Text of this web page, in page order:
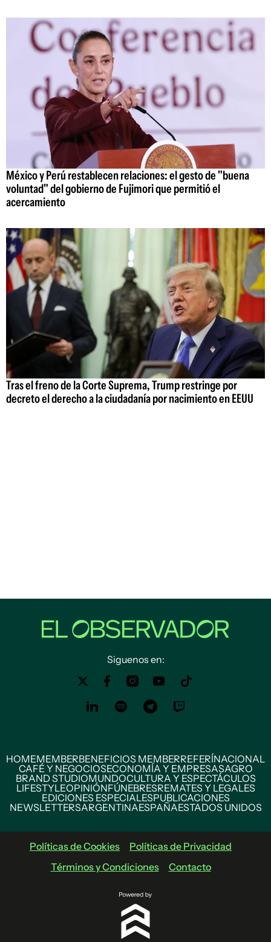
México y Perú restablecen relaciones: el gesto de "buena
voluntad" del gobierno de Fujimori que permitió el
acercamiento
Tras el freno de la Corte Suprema, Trump restringe por
decreto el derecho a la ciudadanía por nacimiento en EEUU
Siguenos en:
HOMEMEMBERBENEFICIOS MEMBERREFERÍNACIONAL
CAFÉ Y NEGOCIOSECONOMÍA Y EMPRESASAGRO
BRAND STUDIOMUNDOCULTURA Y ESPECTÁCULOS
LIFESTYLEOPINIÓNFÚNEBRESREMATES Y LEGALES
EDICIONES ESPECIALESPUBLICACIONES
NEWSLETTERSARGENTINAESPAÑAESTADOS UNIDOS
Políticas de Cookies
Políticas de Privacidad
Términos y Condiciones
Contacto